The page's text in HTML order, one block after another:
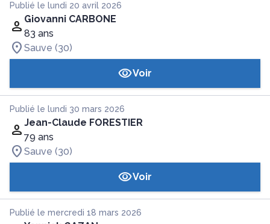
Publié le lundi 20 avril 2026
Giovanni CARBONE
83 ans
Sauve (30)
Voir
Publié le lundi 30 mars 2026
Jean-Claude FORESTIER
79 ans
Sauve (30)
Voir
Publié le mercredi 18 mars 2026